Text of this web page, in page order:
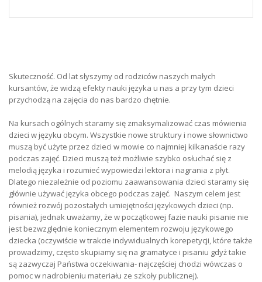
Skuteczność. Od lat słyszymy od rodziców naszych małych
kursantów, że widzą efekty nauki języka u nas a przy tym dzieci
przychodzą na zajęcia do nas bardzo chętnie.
Na kursach ogólnych staramy się zmaksymalizować czas mówienia
dzieci w języku obcym. Wszystkie nowe struktury i nowe słownictwo
muszą być użyte przez dzieci w mowie co najmniej kilkanaście razy
podczas zajęć. Dzieci muszą też możliwie szybko osłuchać się z
melodią języka i rozumieć wypowiedzi lektora i nagrania z płyt.
Dlatego niezależnie od poziomu zaawansowania dzieci staramy się
głównie używać języka obcego podczas zajęć. Naszym celem jest
również rozwój pozostałych umiejętności językowych dzieci (np.
pisania), jednak uważamy, że w początkowej fazie nauki pisanie nie
jest bezwzględnie koniecznym elementem rozwoju językowego
dziecka (oczywiście w trakcie indywidualnych korepetycji, które także
prowadzimy, często skupiamy się na gramatyce i pisaniu gdyż takie
są zazwyczaj Państwa oczekiwania- najczęściej chodzi wówczas o
pomoc w nadrobieniu materiału ze szkoły publicznej).